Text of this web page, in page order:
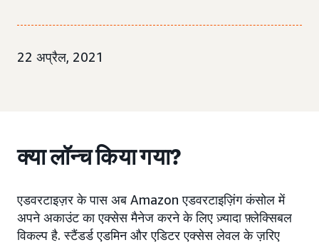
22 अप्रैल, 2021
क्या लॉन्च किया गया?
एडवरटाइज़र के पास अब Amazon एडवरटाइज़िंग कंसोल में
अपने अकाउंट का एक्सेस मैनेज करने के लिए ज़्यादा फ़्लेक्सिबल
विकल्प है. स्टैंडर्ड एडमिन और एडिटर एक्सेस लेवल के ज़रिए